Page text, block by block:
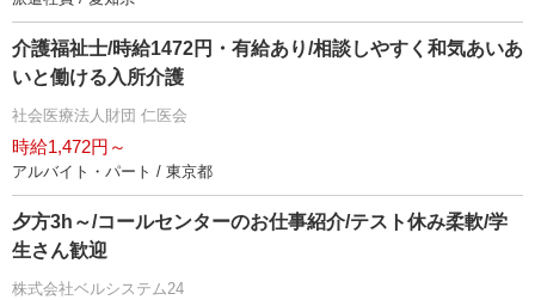
介護福祉士/時給1472円・有給あり/相談しやすく和気あいあ
いと働ける入所介護
社会医療法人財団 仁医会
時給1,472円～
アルバイト・パート / 東京都
夕方3h～/コールセンターのお仕事紹介/テスト休み柔軟/学
生さん歓迎
株式会社ベルシステム24